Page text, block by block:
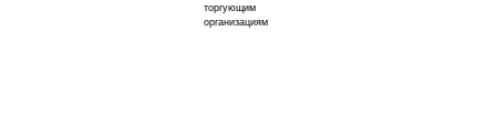
торгующим
организациям